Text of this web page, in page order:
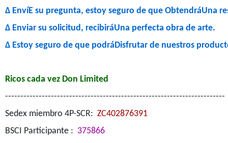
Δ EnvíE su pregunta, estoy seguro de que ObtendráUna
Δ Enviar su solicitud, recibiráUna perfecta obra de arte.
Δ Estoy seguro de que podráDisfrutar de nuestros
Ricos cada vez Don Limited
------------------------------------------------------------------------
Sedex miembro 4P-SCR: ZC402876391
BSCI Participante : 375866